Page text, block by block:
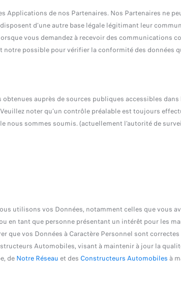
de nos Partenaires. Nos Partenaires ne
d’une autre base légale légitimant leur
vous demandez à recevoir des communications
possible pour vérifier la conformité des données
auprès de sources publiques accessibles
noter qu’un contrôle préalable est toujours
sommes soumis. (actuellement l’autorité de
utilisons vos Données, notamment celles que vous
tant que personne présentant un intérêt pour les
que vos Données à Caractère Personnel sont correctes
Automobiles, visant à maintenir à jour la
de Notre Réseau et des Constructeurs Automobiles à